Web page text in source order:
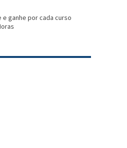
ganhe por cada curso